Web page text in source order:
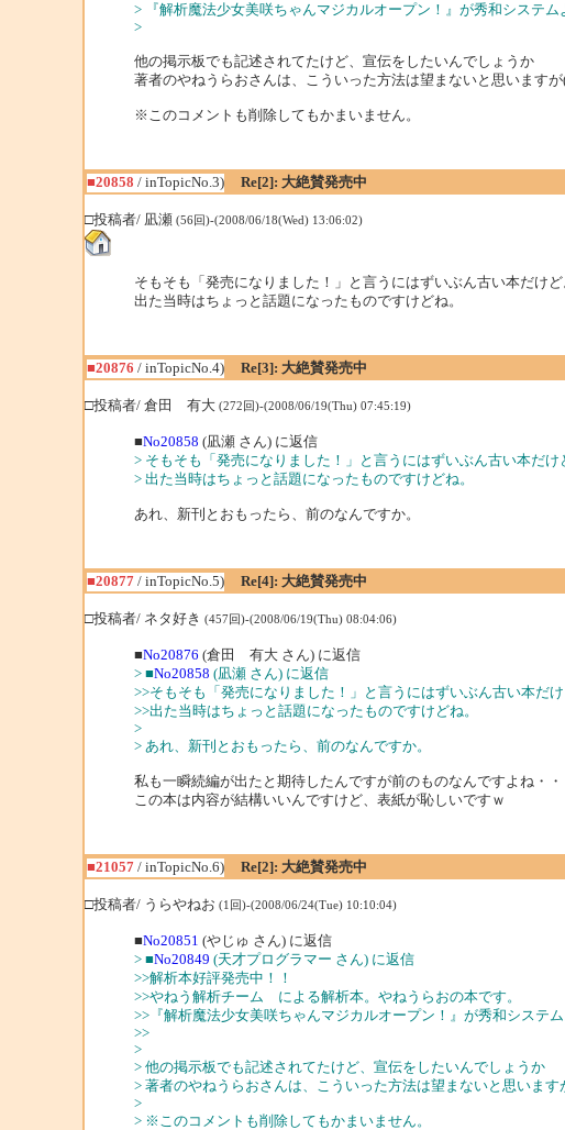
> 『解析魔法少女美咲ちゃんマジカルオープン！』が秀和システム
>
他の掲示板でも記述されてたけど、宣伝をしたいんでしょうか
著者のやねうらおさんは、こういった方法は望まないと思いますが
※このコメントも削除してもかまいません。
■20858 / inTopicNo.3)
Re[2]: 大絶賛発売中
□投稿者/ 凪瀬 (56回)-(2008/06/18(Wed) 13:06:02)
そもそも「発売になりました！」と言うにはずいぶん古い本だけど
出た当時はちょっと話題になったものですけどね。
■20876 / inTopicNo.4)
Re[3]: 大絶賛発売中
□投稿者/ 倉田 有大 (272回)-(2008/06/19(Thu) 07:45:19)
■No20858 (凪瀬 さん) に返信
> そもそも「発売になりました！」と言うにはずいぶん古い本だけ
> 出た当時はちょっと話題になったものですけどね。
あれ、新刊とおもったら、前のなんですか。
■20877/ inTopicNo.5)
Re[4]: 大絶賛発売中
□投稿者/ ネタ好き (457回)-(2008/06/19(Thu) 08:04:06)
■No20876 (倉田 有大 さん) に返信
> ■No20858 (凪瀬 さん) に返信
>>そもそも「発売になりました！」と言うにはずいぶん古い本だけ
>>出た当時はちょっと話題になったものですけどね。
>
> あれ、新刊とおもったら、前のなんですか。
私も一瞬続編が出たと期待したんですが前のものなんですよね・・
この本は内容が結構いいんですけど、表紙が恥しいですｗ
■21057/ inTopicNo.6)
Re[2]: 大絶賛発売中
□投稿者/ うらやねお (1回)-(2008/06/24(Tue) 10:10:04)
■No20851 (やじゅ さん) に返信
> ■No20849 (天才プログラマー さん) に返信
>>解析本好評発売中！！
>>やねう解析チーム による解析本。やねうらおの本です。
>>『解析魔法少女美咲ちゃんマジカルオープン！』が秀和システ
>>
>
> 他の掲示板でも記述されてたけど、宣伝をしたいんでしょうか
> 著者のやねうらおさんは、こういった方法は望まないと思います
>
> ※このコメントも削除してもかまいません。